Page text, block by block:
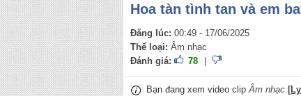
Hoa tàn tình tan và em
Đăng lúc: 00:49 - 17/06/2025
Thể loại: Âm nhạc
Đánh giá:
78
Bạn đang xem video clipÂm nhạc